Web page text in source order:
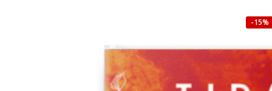
-15%